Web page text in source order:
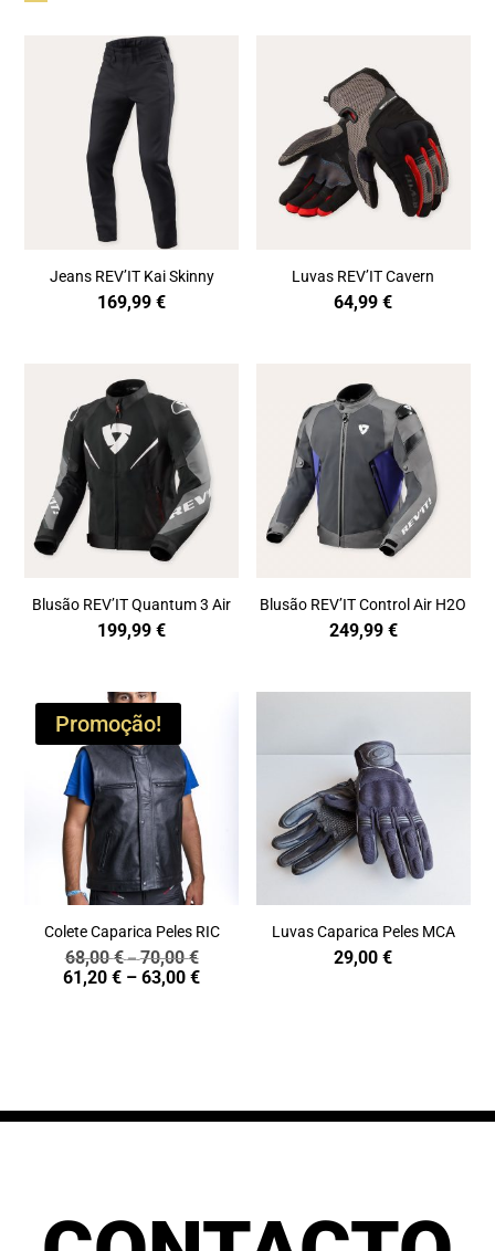
Jeans REV’IT Kai Skinny
169,99€
Luvas REV’IT Cavern
64,99€
Blusão REV’IT Quantum 3 Air
199,99€
Blusão REV’IT Control Air H2O
249,99 €
Promoção!
Colete Caparica Peles RIC
68,00€–70,00€Price
range:
61,20€ – 63,00€Price
Luvas Caparica Peles MCA
29,00€